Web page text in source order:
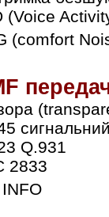
(comfort
Q.931
2833